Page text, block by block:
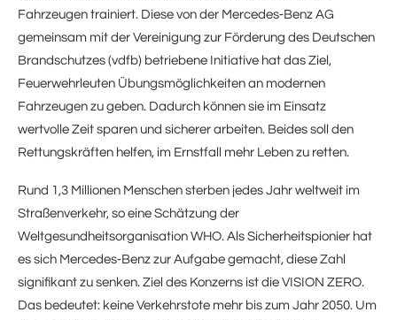
Fahrzeugen trainiert. Diese von der Mercedes‑Benz AG
gemeinsam mit der Vereinigung zur Förderung des Deutschen
Brandschutzes (vdfb) betriebene Initiative hat das Ziel,
Feuerwehrleuten Übungsmöglichkeiten an modernen
Fahrzeugen zu geben. Dadurch können sie im Einsatz
wertvolle Zeit sparen und sicherer arbeiten. Beides soll den
Rettungskräften helfen, im Ernstfall mehr Leben zu retten.
Rund 1,3 Millionen Menschen sterben jedes Jahr weltweit im
Straßenverkehr, so eine Schätzung der
Weltgesundheitsorganisation WHO. Als Sicherheitspionier hat
es sich Mercedes‑Benz zur Aufgabe gemacht, diese Zahl
signifikant zu senken. Ziel des Konzerns ist die VISION ZERO.
Das bedeutet: keine Verkehrstote mehr bis zum Jahr 2050. Um